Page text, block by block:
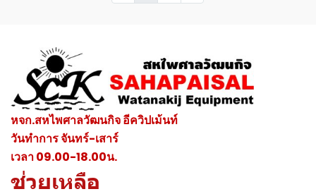
หจก.สหไพศาลวัฒนกิจ อีควิปเม้นท์
วันทำการ จันทร์-เสาร์
เวลา 09.00-18.00น.
ช่วยเหลือ